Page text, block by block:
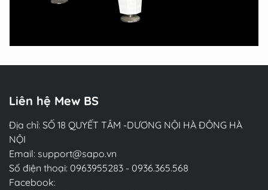
Liên hệ Mew BS
Địa chỉ: SỐ 18 QUYẾT TÂM -DƯƠNG NỘI HÀ ĐÔNG HÀ
NỘI
Email: support@sapo.vn
Số điện thoại: 0963955283 - 0936.365.568
Facebook: